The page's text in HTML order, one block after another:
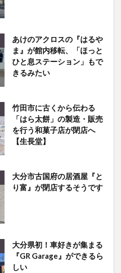
あけのアクロスの『はるや
ま』が館内移転、「ほっと
ひと息ステーション」もで
きるみたい
竹田市に古くから伝わる
「はら太餅」の製造・販売
を行う和菓子店が閉店へ
【生長堂】
大分市古国府の居酒屋『と
り富』が閉店するそうです
大分県初！車好きが集まる
『GR Garage』ができるら
しい